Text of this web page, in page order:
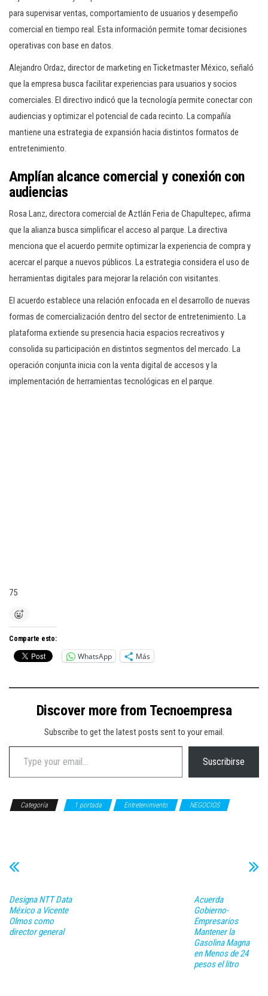
para supervisar ventas, comportamiento de usuarios y desempeño
comercial en tiempo real. Esta información permite tomar decisiones
operativas con base en datos.
Alejandro Ordaz, director de marketing en Ticketmaster México, señaló
que la empresa busca facilitar experiencias para usuarios y socios
comerciales. El directivo indicó que la tecnología permite conectar con
audiencias y optimizar el potencial de cada recinto. La compañía
mantiene una estrategia de expansión hacia distintos formatos de
entretenimiento.
Amplían alcance comercial y conexión con
audiencias
Rosa Lanz, directora comercial de Aztlán Feria de Chapultepec, afirma
que la alianza busca simplificar el acceso al parque. La directiva
menciona que el acuerdo permite optimizar la experiencia de compra y
acercar el parque a nuevos públicos. La estrategia considera el uso de
herramientas digitales para mejorar la relación con visitantes.
El acuerdo establece una relación enfocada en el desarrollo de nuevas
formas de comercialización dentro del sector de entretenimiento. La
plataforma extiende su presencia hacia espacios recreativos y
consolida su participación en distintos segmentos del mercado. La
operación conjunta inicia con la venta digital de accesos y la
implementación de herramientas tecnológicas en el parque.
75
Comparte esto:
WhatsApp Más
Discover more from Tecnoempresa
Subscribe to get the latest posts sent to your email.
Type your email…
Suscribirse
Categoría 1 portada Entretenimiento
NEGOCIOS
Designa NTT Data
México a Vicente
Olmos como
director general
Acuerda
Gobierno-
Empresarios
Mantener la
Gasolina Magna
en Menos de 24
pesos el litro